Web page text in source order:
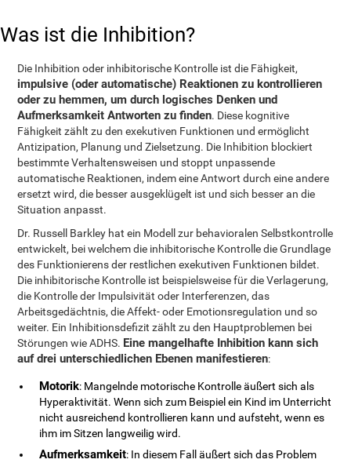
Was ist die Inhibition?
Die Inhibition oder inhibitorische Kontrolle ist die Fähigkeit,
impulsive (oder automatische) Reaktionen zu kontrollieren
oder zu hemmen, um durch logisches Denken und
Aufmerksamkeit Antworten zu finden. Diese kognitive
Fähigkeit zählt zu den exekutiven Funktionen und ermöglicht
Antizipation, Planung und Zielsetzung. Die Inhibition blockiert
bestimmte Verhaltensweisen und stoppt unpassende
automatische Reaktionen, indem eine Antwort durch eine andere
ersetzt wird, die besser ausgeklügelt ist und sich besser an die
Situation anpasst.
Dr. Russell Barkley hat ein Modell zur behavioralen Selbstkontrolle
entwickelt, bei welchem die inhibitorische Kontrolle die Grundlage
des Funktionierens der restlichen exekutiven Funktionen bildet.
Die inhibitorische Kontrolle ist beispielsweise für die Verlagerung,
die Kontrolle der Impulsivität oder Interferenzen, das
Arbeitsgedächtnis, die Affekt- oder Emotionsregulation und so
weiter. Ein Inhibitionsdefizit zählt zu den Hauptproblemen bei
Störungen wie ADHS. Eine mangelhafte Inhibition kann sich
auf drei unterschiedlichen Ebenen manifestieren:
Motorik: Mangelnde motorische Kontrolle äußert sich als
Hyperaktivität. Wenn sich zum Beispiel ein Kind im Unterricht
nicht ausreichend kontrollieren kann und aufsteht, wenn es
ihm im Sitzen langweilig wird.
Aufmerksamkeit: In diesem Fall äußert sich das Problem